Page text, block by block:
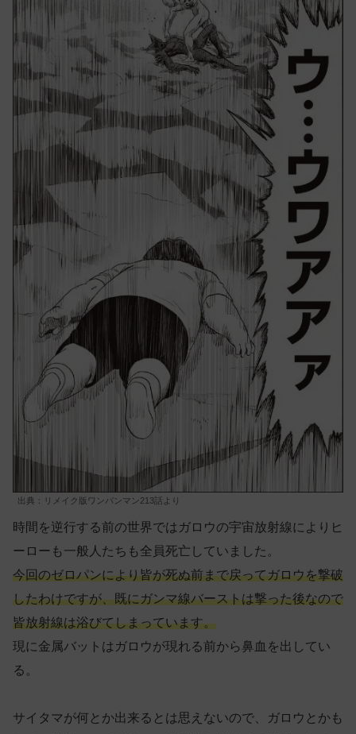
出典：リメイク版ワンパンマン213話より
時間を逆行する前の世界ではガロウの宇宙放射線によりヒ
ーローも一般人たちも全員死亡していました。
今回のゼロパンにより皆が死ぬ前まで戻ってガロウを撃破
したわけですが、既にガンマ線バーストは撃った後なので
皆放射線は浴びてしまっています。
現に金属バットはガロウが現れる前から鼻血を出してい
る。
サイタマが何とか出来るとは思えないので、ガロウとかも